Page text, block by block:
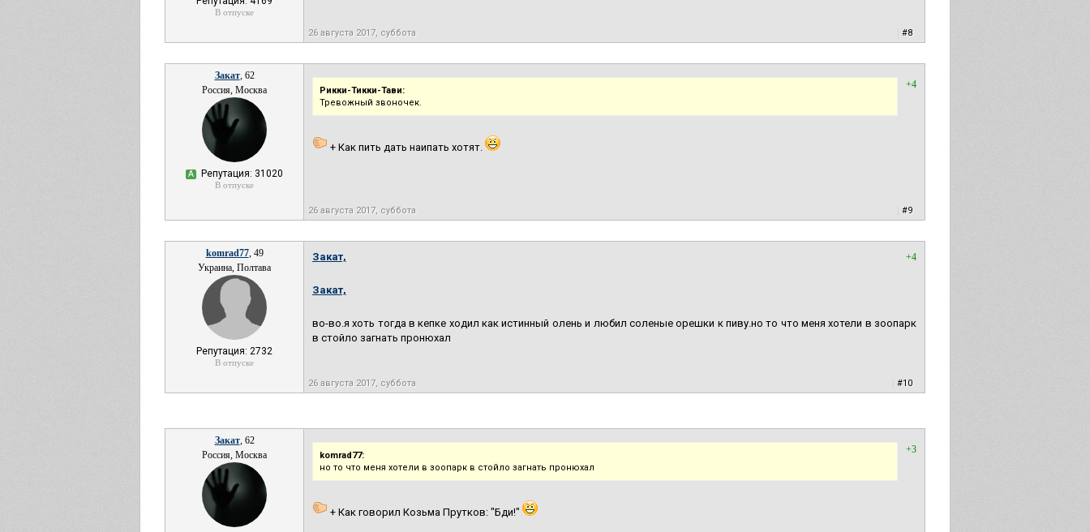
В отпуске
26 августа 2017, суббота #8
Закат, 62
Россия, Москва
А Репутация: 31020
В отпуске
+4
Рикки-Тикки-Тави:
Тревожный звоночек.
+ Как пить дать наипать хотят.
26 августа 2017, суббота #9
komrad77, 49
Украина, Полтава
Репутация: 2732
В отпуске
+4
Закат,
Закат,
во-во.я хоть тогда в кепке ходил как истинный олень и любил соленые орешки к пиву.но то что меня хотели в зоопарк
в стойло загнать пронюхал
26 августа 2017, суббота #10
Закат, 62
Россия, Москва
+3
komrad77:
но то что меня хотели в зоопарк в стойло загнать пронюхал
+ Как говорил Козьма Прутков: "Бди!"